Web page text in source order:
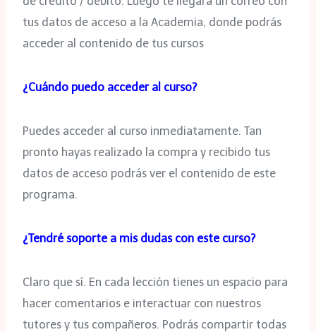
tus datos de acceso a la Academia, donde podrás
acceder al contenido de tus cursos
¿Cuándo puedo acceder al curso?
Puedes acceder al curso inmediatamente. Tan
pronto hayas realizado la compra y recibido tus
datos de acceso podrás ver el contenido de este
programa.
¿Tendré soporte a mis dudas con este curso?
Claro que sí. En cada lección tienes un espacio para
hacer comentarios e interactuar con nuestros
tutores y tus compañeros. Podrás compartir todas